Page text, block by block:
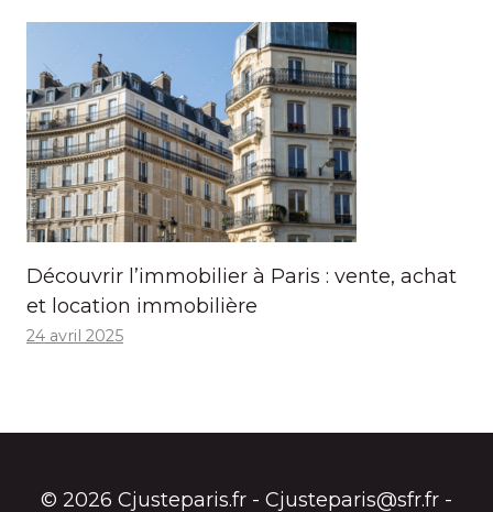
Découvrir l’immobilier à Paris : vente, achat
et location immobilière
24 avril 2025
© 2026 Cjusteparis.fr - Cjusteparis@sfr.fr -